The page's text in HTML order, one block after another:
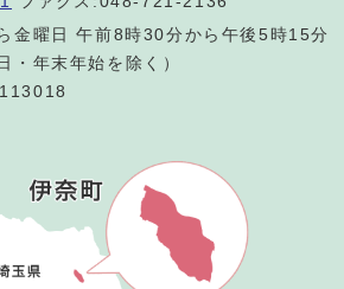
金曜日 午前8時30分から午後5時15分
・年末年始を除く）